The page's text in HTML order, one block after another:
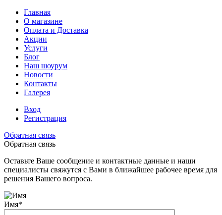
Главная
О магазине
Оплата и Доставка
Акции
Услуги
Блог
Наш шоурум
Новости
Контакты
Галерея
Вход
Регистрация
Обратная связь
Обратная связь
Оставьте Ваше сообщение и контактные данные и наши
специалисты свяжутся с Вами в ближайшее рабочее время для
решения Вашего вопроса.
Имя*